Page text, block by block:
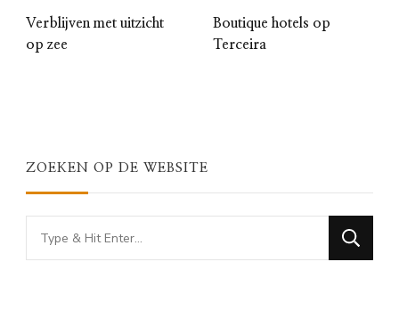
Verblijven met uitzicht
op zee
Boutique hotels op
Terceira
ZOEKEN OP DE WEBSITE
Looking
for